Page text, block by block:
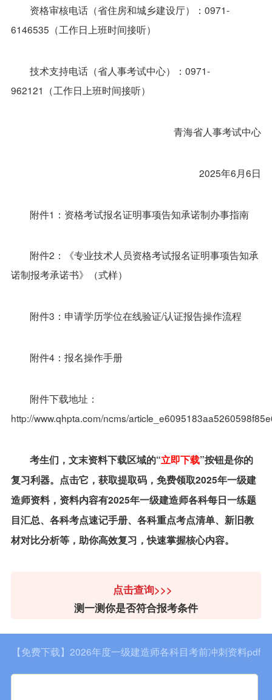
资格审核电话（省住房和城乡建设厅）：0971-
6146535（工作日上班时间接听）
技术支持电话（省人事考试中心）：0971-
962121（工作日上班时间接听）
青海省人事考试中心
2025年6月6日
附件1：资格考试报名证明事项告知承诺制办事指南
附件2：《专业技术人员资格考试报名证明事项告知承
诺制报考承诺书》（式样）
附件3：申请学历学位在线验证/认证报告操作流程
附件4：报名操作手册
附件下载地址：
http://www.qhpta.com/ncms/
考生们，文末资料下载区域的“立即下载”按钮是你的
复习利器。点击它，获取提取码，免费领取2025年一级建
造师资料，资料内容有2025年一级建造师各科每日一练题
目汇总、各科考点速记手册、各科重点考点清单、新旧教
材对比分析等，助你高效复习，快速掌握核心内容。
点击查询>>>
测一测你是否符合报考条件
【免费下载】2026年度一级建造师各科目考前冲刺资料pdf